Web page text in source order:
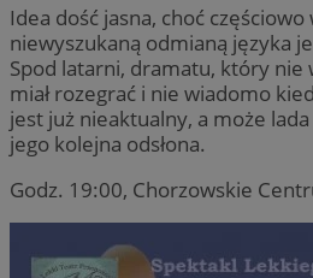
Idea dość jasna, choć częściowo
niewyszukaną odmianą języka
Spod latarni, dramatu, który nie
miał rozegrać i nie wiadomo
jest już nieaktualny, a może
jego kolejna odsłona.
Godz. 19:00, Chorzowskie